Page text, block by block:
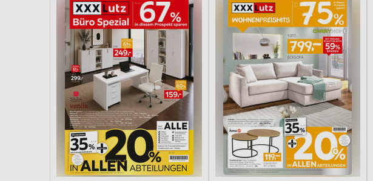
Entwicklung und Verbesserung der Angebote
Verwendung reduzierter Daten zur Auswahl von Inhalten
Verwendung genauer Standortdaten
Geräte anhand von aktiv angeforderten Informationen identifizieren
Nicht-IAB-Verarbeitungszwecke:
Performance